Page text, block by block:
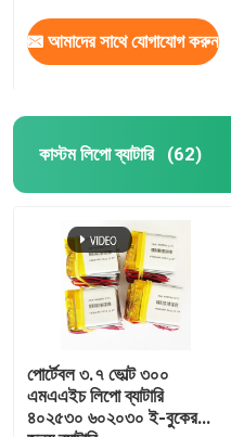
আমাদের সাথে যোগাযোগ করুন
কাস্টম লিপো ব্যাটারি (62)
পোর্টেবল ৩.৭ ভোল্ট ৩০০
এমএএইচ লিপো ব্যাটারি
৪০২৫৩০ ৬০২০৩০ ই-বুকের